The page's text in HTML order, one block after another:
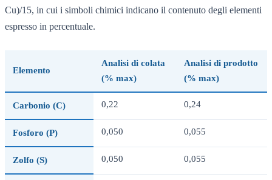
Cu)/15, in cui i simboli chimici indicano il contenuto degli elementi
espresso in percentuale.
Elemento
Analisi di colata
(% max)
Analisi di prodotto
(% max)
Carbonio (C) 0,22 0,24
Fosforo (P) 0,050 0,055
Zolfo (S) 0,050 0,055